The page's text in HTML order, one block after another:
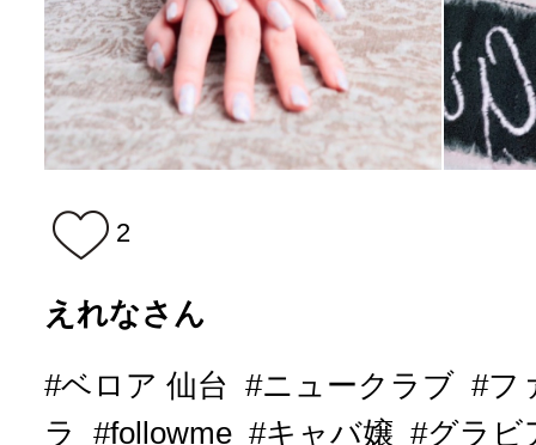
2
えれなさん
#ベロア 仙台 #ニュークラブ #フ
ラ
#followme #キャバ嬢 #グラ